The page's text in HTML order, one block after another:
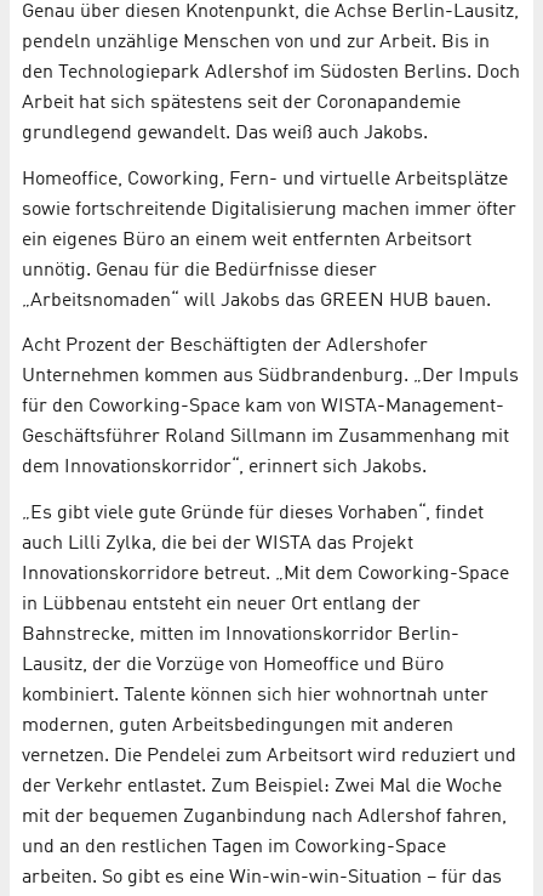
Genau über diesen Knotenpunkt, die Achse Berlin-Lausitz,
pendeln unzählige Menschen von und zur Arbeit. Bis in
den Technologiepark Adlershof im Südosten Berlins. Doch
Arbeit hat sich spätestens seit der Coronapandemie
grundlegend gewandelt. Das weiß auch Jakobs.
Homeoffice, Coworking, Fern- und virtuelle Arbeitsplätze
sowie fortschreitende Digitalisierung machen immer öfter
ein eigenes Büro an einem weit entfernten Arbeitsort
unnötig. Genau für die Bedürfnisse dieser
„Arbeitsnomaden“ will Jakobs das GREEN HUB bauen.
Acht Prozent der Beschäftigten der Adlershofer
Unternehmen kommen aus Südbrandenburg. „Der Impuls
für den Coworking-Space kam von WISTA-Management-
Geschäftsführer Roland Sillmann im Zusammenhang mit
dem Innovationskorridor“, erinnert sich Jakobs.
„Es gibt viele gute Gründe für dieses Vorhaben“, findet
auch Lilli Zylka, die bei der WISTA das Projekt
Innovationskorridore betreut. „Mit dem Coworking-Space
in Lübbenau entsteht ein neuer Ort entlang der
Bahnstrecke, mitten im Innovationskorridor Berlin-
Lausitz, der die Vorzüge von Homeoffice und Büro
kombiniert. Talente können sich hier wohnortnah unter
modernen, guten Arbeitsbedingungen mit anderen
vernetzen. Die Pendelei zum Arbeitsort wird reduziert und
der Verkehr entlastet. Zum Beispiel: Zwei Mal die Woche
mit der bequemen Zuganbindung nach Adlershof fahren,
und an den restlichen Tagen im Coworking-Space
arbeiten. So gibt es eine Win-win-win-Situation – für das